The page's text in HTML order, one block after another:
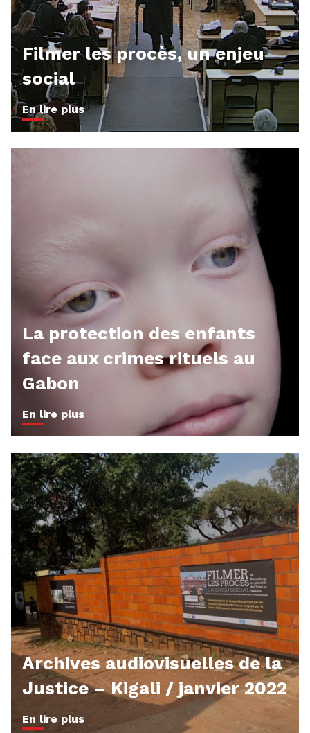
Filmer les procès, un enjeu
social
En lire plus
La protection des enfants
face aux crimes rituels au
Gabon
En lire plus
Archives audiovisuelles de la
Justice – Kigali / janvier 2022
En lire plus